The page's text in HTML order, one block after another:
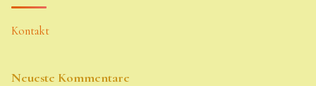
Kontakt
Neueste Kommentare